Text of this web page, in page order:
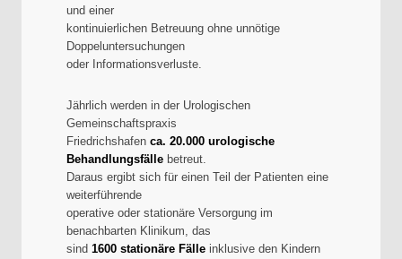
und einer
kontinuierlichen Betreuung ohne unnötige
Doppeluntersuchungen
oder Informationsverluste.
Jährlich werden in der Urologischen
Gemeinschaftspraxis
Friedrichshafen ca. 20.000 urologische
Behandlungsfälle betreut.
Daraus ergibt sich für einen Teil der Patienten eine
weiterführende
operative oder stationäre Versorgung im
benachbarten Klinikum, das
sind 1600 stationäre Fälle inklusive den Kindern